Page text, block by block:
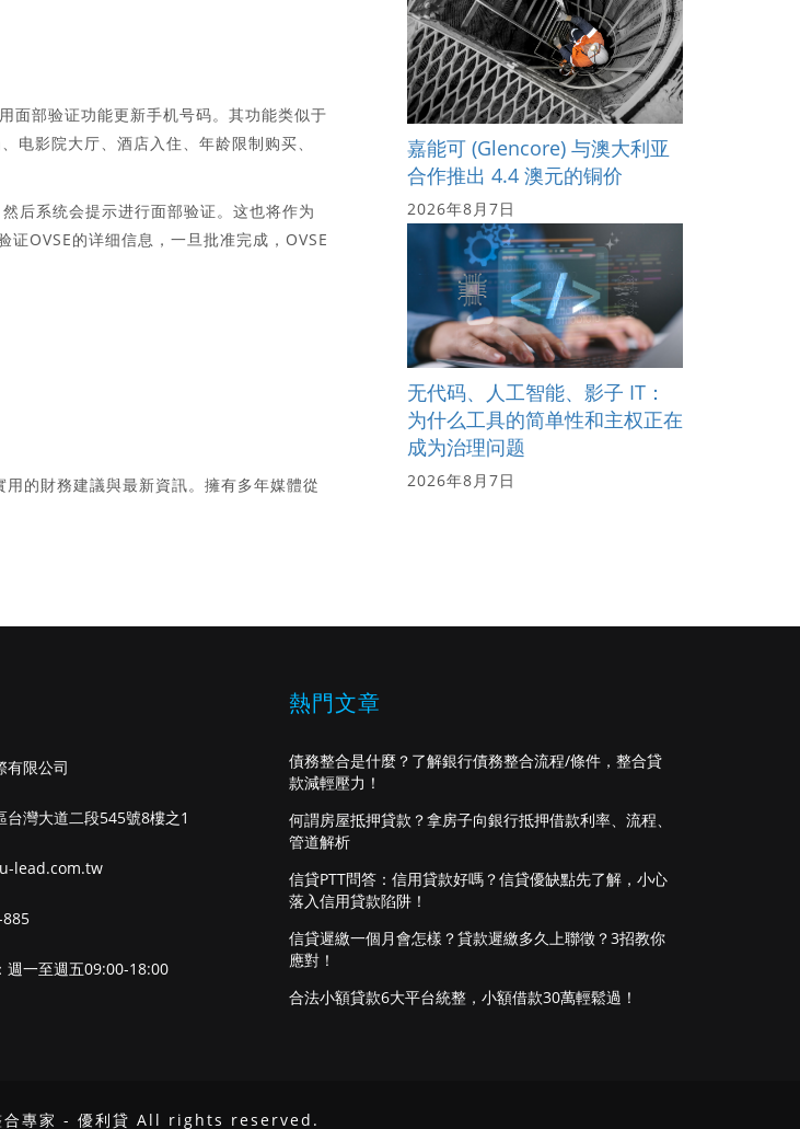
面部验证功能更新手机号码。其功能类似于
影院大厅、酒店入住、年龄限制购买、
后系统会提示进行面部验证。这也将作为
OVSE的详细信息，一旦批准完成，OVSE
的財務建議與最新資訊。擁有多年媒體從
嘉能可 (Glencore) 与澳大利亚
合作推出 4.4 澳元的铜价
2026年8月7日
无代码、人工智能、影子 IT：
为什么工具的简单性和主权正在
成为治理问题
2026年8月7日
有限公司
台灣大道二段545號8樓之1
lead.com.tw
週一至週五09:00-18:00
熱門文章
債務整合是什麼？了解銀行債務整合流程/條件，整合貸
款減輕壓力！
何謂房屋抵押貸款？拿房子向銀行抵押借款利率、流程、
管道解析
信貸PTT問答：信用貸款好嗎？信貸優缺點先了解，小心
落入信用貸款陷阱！
信貸遲繳一個月會怎樣？貸款遲繳多久上聯徵？3招教你
應對！
合法小額貸款6大平台統整，小額借款30萬輕鬆過！
合專家 - 優利貸 All rights reserved.